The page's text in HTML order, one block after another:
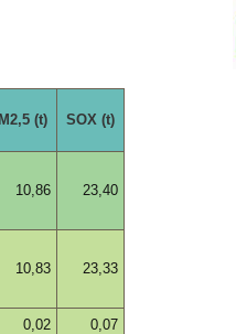
(t) SOX (t)
10,86 23,40
10,83 23,33
0,02 0,07